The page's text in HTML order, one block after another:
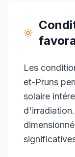
Les
et-Pruns
solaire